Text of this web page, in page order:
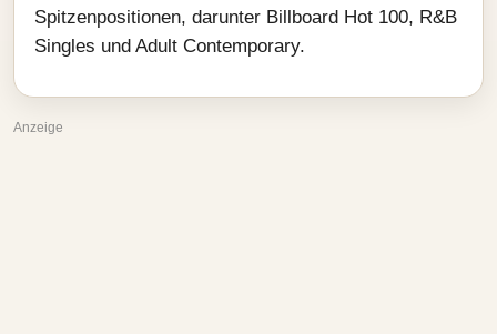
Spitzenpositionen, darunter Billboard Hot 100, R&B
Singles und Adult Contemporary.
Anzeige